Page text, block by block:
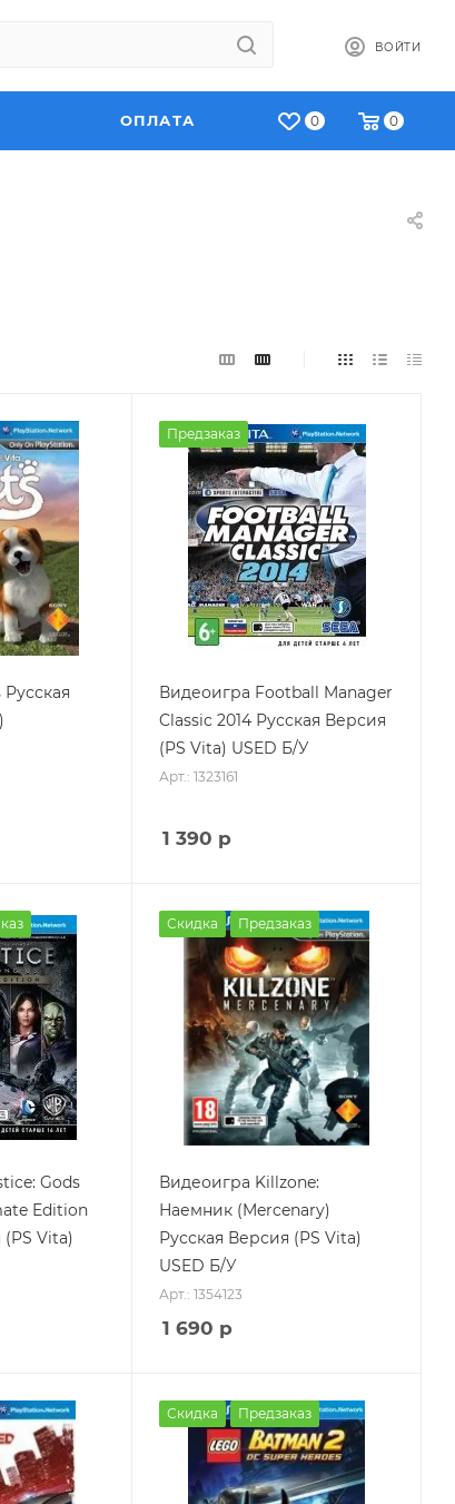
ВОЙТИ
0 0
ОПЛАТА
Предзаказ
Видеоигра Football Manager
Classic 2014 Русская Версия
(PS Vita) USED Б/У
Арт.: 1323161
1 390 р
Gods
Edition
Vita)
Скидка Предзаказ
Видеоигра Killzone:
Наемник (Mercenary)
Русская Версия (PS Vita)
USED Б/У
Арт.: 1354123
1 690 р
Скидка Предзаказ